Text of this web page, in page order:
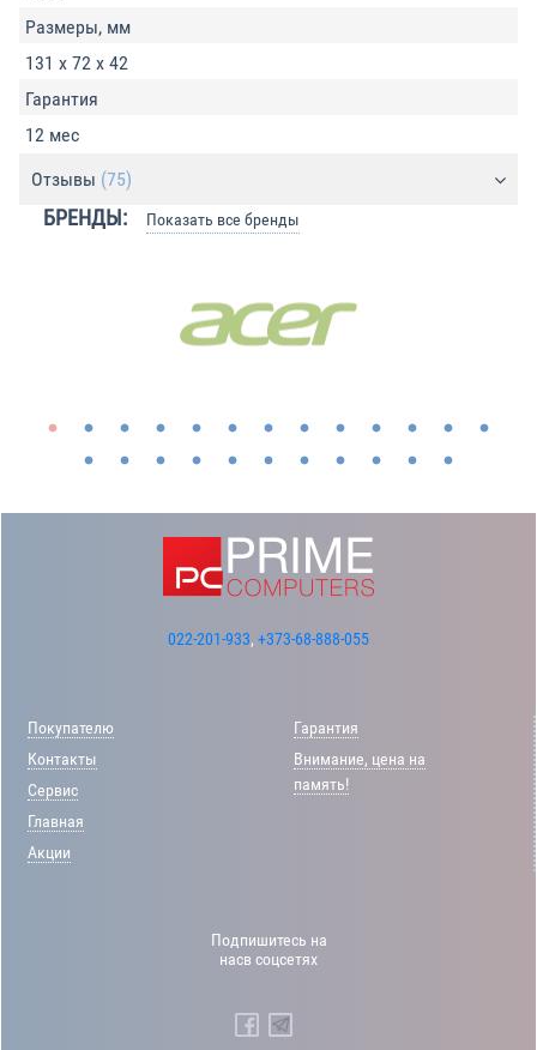
Размеры, мм
131 х 72 х 42
Гарантия
12 мес
Отзывы (75)
БРЕНДЫ: Показать все бренды
022-201-933, +373-68-888-055
Покупателю
Контакты
Сервис
Главная
Акции
Гарантия
Внимание, цена на
память!
Подпишитесь на
насв соцсетях